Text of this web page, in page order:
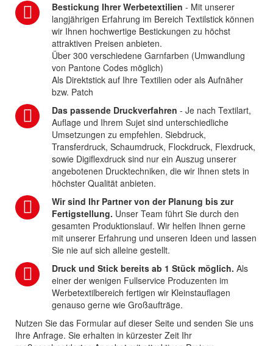
Bestickung Ihrer Werbetextilien - Mit unserer
langjährigen Erfahrung im Bereich Textilstick können
wir Ihnen hochwertige Bestickungen zu höchst
attraktiven Preisen anbieten.
Über 300 verschiedene Garnfarben (Umwandlung
von Pantone Codes möglich)
Als Direktstick auf Ihre Textilien oder als Aufnäher
bzw. Patch
Das passende Druckverfahren - Je nach Textilart,
Auflage und Ihrem Sujet sind unterschiedliche
Umsetzungen zu empfehlen. Siebdruck,
Transferdruck, Schaumdruck, Flockdruck, Flexdruck,
sowie Digiflexdruck sind nur ein Auszug unserer
angebotenen Drucktechniken, die wir Ihnen stets in
höchster Qualität anbieten.
Wir sind Ihr Partner von der Planung bis zur
Fertigstellung. Unser Team führt Sie durch den
gesamten Produktionslauf. Wir helfen Ihnen gerne
mit unserer Erfahrung und unseren Ideen und lassen
Sie nie auf sich alleine gestellt.
Druck und Stick bereits ab 1 Stück möglich. Als
einer der wenigen Fullservice Produzenten im
Werbetextilbereich fertigen wir Kleinstauflagen
genauso gerne wie Großaufträge.
Nutzen Sie das Formular auf dieser Seite und senden Sie uns
Ihre Anfrage. Sie erhalten in kürzester Zeit Ihr